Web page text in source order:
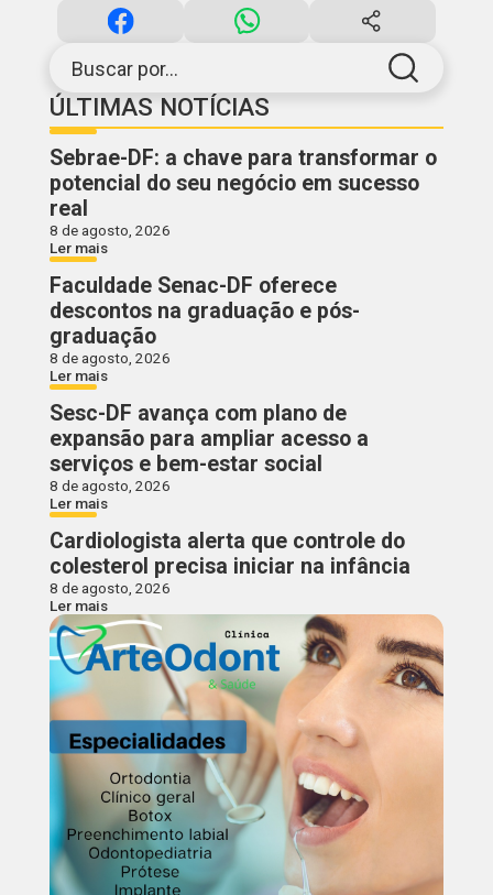
Buscar por...
ÚLTIMAS NOTÍCIAS
Sebrae-DF: a chave para transformar o
potencial do seu negócio em sucesso
real
8 de agosto, 2026
Ler mais
Faculdade Senac-DF oferece
descontos na graduação e pós-
graduação
8 de agosto, 2026
Ler mais
Sesc-DF avança com plano de
expansão para ampliar acesso a
serviços e bem-estar social
8 de agosto, 2026
Ler mais
Cardiologista alerta que controle do
colesterol precisa iniciar na infância
8 de agosto, 2026
Ler mais